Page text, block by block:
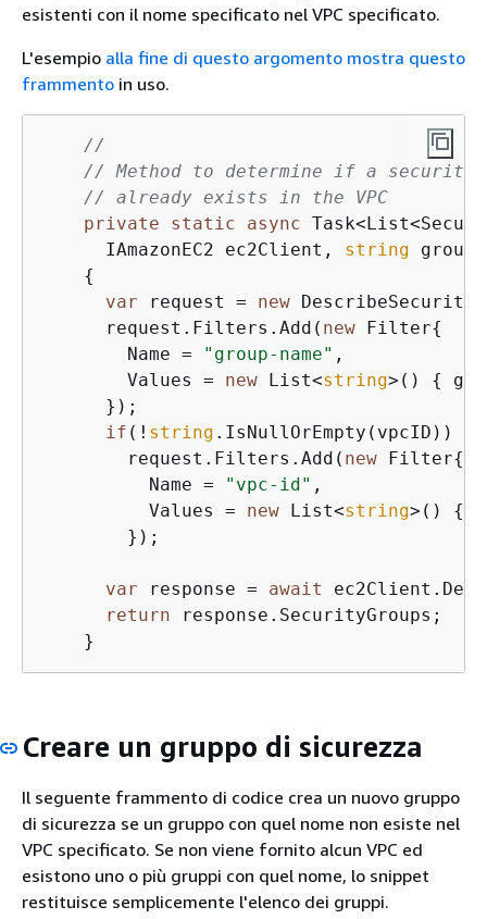
esistenti con il nome specificato nel VPC specificato.
L'esempio alla fine di questo argomento mostra questo
frammento in uso.
//
// Method to determine if a security
// already exists in the VPC
private
static async
      IAmazonEC2 ec2Client,
string
{
var request = new
      request.Filters.Add(
new Filter{
        Name =
"group-name" ,
        Values =
new List<string>() {
      });
if (! string .IsNullOrEmpty(vpcID))
        request.Filters.Add(
new Filter{
          Name =
"vpc-id" ,
          Values =
new List<string>() {
        });
var response = await
return response.SecurityGroups;
    }
Creare un gruppo di sicurezza
Il seguente frammento di codice crea un nuovo gruppo
di sicurezza se un gruppo con quel nome non esiste nel
VPC specificato. Se non viene fornito alcun VPC ed
esistono uno o più gruppi con quel nome, lo snippet
restituisce semplicemente l'elenco dei gruppi.